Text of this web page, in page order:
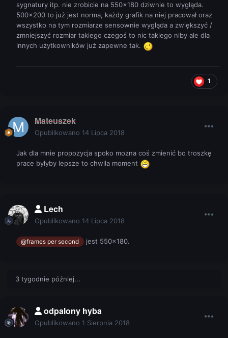
sygnatury itp. nie zrobicie na 550x180 dziwnie to wygląda.
500x200 to już jest norma, każdy grafik na niej pracował oraz
wszystko na tym rozmiarze sensownie wygląda a zwiększyć /
zmniejszyć rozmiar takiego czegoś to nic takiego niby ale dla
innych użytkowników już zapewne tak.
1
Mateuszek
Opublikowano 14 Lipca 2018
Jak dla mnie propozycja spoko mozna coś zmienić bo troszkę
prace byłyby lepsze to chwila moment
Lech
Opublikowano 14 Lipca 2018
@frames per second jest 550x180.
3 tygodnie później...
odpalony hyba
Opublikowano 1 Sierpnia 2018